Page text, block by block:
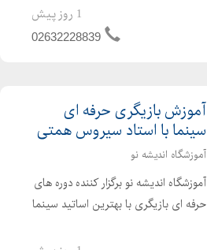
تواناییها و مهارتهای هنری، ارتباطی و
انسانی را در هنرجو شکل میدهد. با توجه
1 روز پیش
02632228839
آموزش بازیگری حرفه ای
سینما با استاد سیروس همتی
آموزشگاه اندیشه نو
آموزشگاه اندیشه نو برگزار کننده دوره های
حرفه ای بازیگری با بهترین اساتید سینما